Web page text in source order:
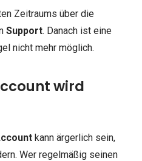
Zeitraums über die
Support. Danach ist eine
nicht mehr möglich.
wird
kann ärgerlich sein,
Wer regelmäßig seinen